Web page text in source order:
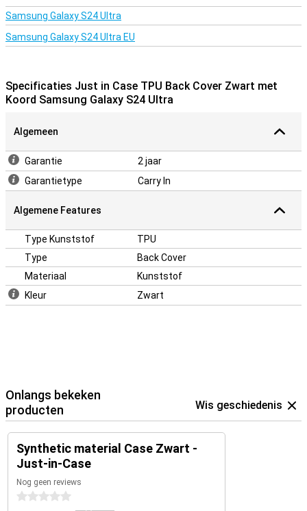
barsten en vuil.
Handig koord
Samsung Galaxy S24 Ultra
Samsung Galaxy S24 Ultra EU
Specificaties Just in Case TPU Back Cover Zwart met
Koord Samsung Galaxy S24 Ultra
Algemeen
Garantie
2 jaar
Garantietype
Carry In
Algemene Features
Type Kunststof
TPU
Type
Back Cover
Materiaal
Kunststof
Kleur
Zwart
Onlangs bekeken
producten
Wis geschiedenis
Synthetic material Case Zwart -
Just-in-Case
Nog geen reviews
0 sterren